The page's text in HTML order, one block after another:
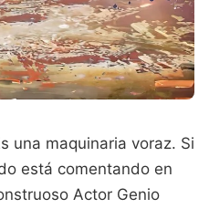
una maquinaria voraz. Si
está comentando en
Actor Genio